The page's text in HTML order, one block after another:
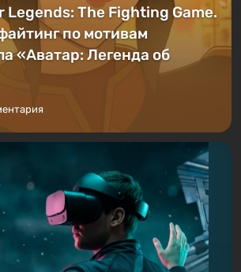
Legends: The Fighting Game.
по мотивам
«Аватар: Легенда об